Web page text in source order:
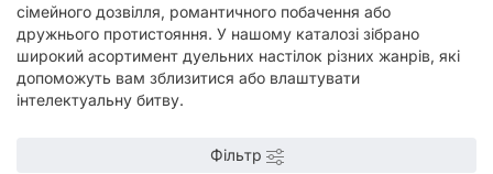
сімейного дозвілля, романтичного побачення або
дружнього протистояння. У нашому каталозі зібрано
широкий асортимент дуельних настілок різних жанрів, які
допоможуть вам зблизитися або влаштувати
інтелектуальну битву.
Фільтр